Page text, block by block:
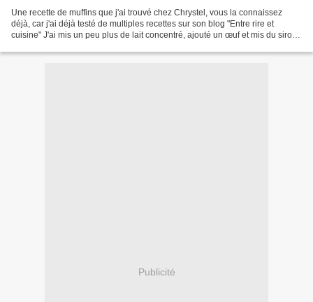
Une recette de muffins que j'ai trouvé chez Chrystel, vous la connaissez
déjà, car j'ai déjà testé de multiples recettes sur son blog "Entre rire et
cuisine" J'ai mis un peu plus de lait concentré, ajouté un œuf et mis du sirop
Publicité